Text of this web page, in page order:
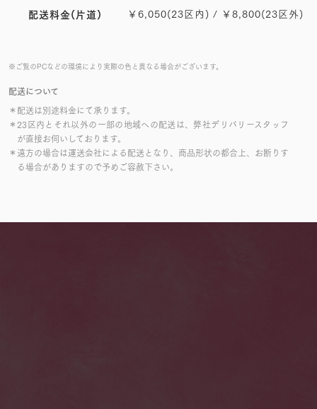
※ご覧のPCなどの環境により実際の色と異なる場合がございます。
配送について
＊配送は別途料金にて承ります。
＊23区内とそれ以外の一部の地域への配送は、弊社デリバリースタッフ
が直接お伺いしております。
＊遠方の場合は運送会社による配送となり、商品形状の都合上、お断りす
る場合がありますので予めご容赦下さい。
配送料金(片道) ￥6,050(23区内) / ￥8,800(23区外)